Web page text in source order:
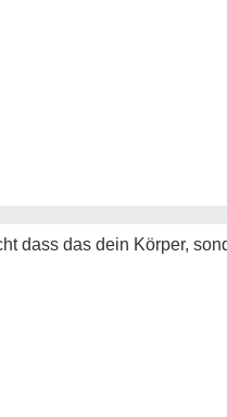
dass das dein Körper,